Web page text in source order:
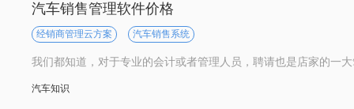
汽车销售管理软件价格
经销商管理云方案 汽车销售系统
汽车知识